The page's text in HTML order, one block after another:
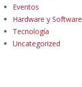
Eventos
Hardware y Software
Tecnología
Uncategorized